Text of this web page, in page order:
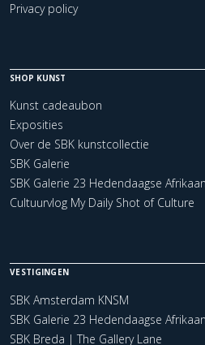
Privacy policy
SHOP KUNST
Kunst cadeaubon
Exposities
Over de SBK kunstcollectie
SBK Galerie
SBK Galerie 23 Hedendaagse
Cultuurvlog My Daily Shot of Culture
VESTIGINGEN
SBK Amsterdam KNSM
SBK Galerie 23 Hedendaagse
SBK Breda | The Gallery Lane